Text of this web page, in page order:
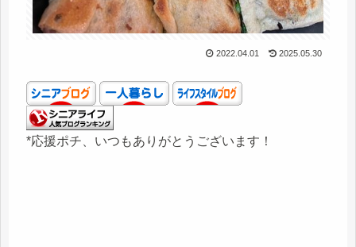
2022.04.01 2025.05.30
*応援ポチ、いつもありがとうございます！